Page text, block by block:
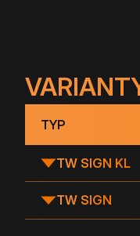
TYP
TW SIGN KL
TW SIGN